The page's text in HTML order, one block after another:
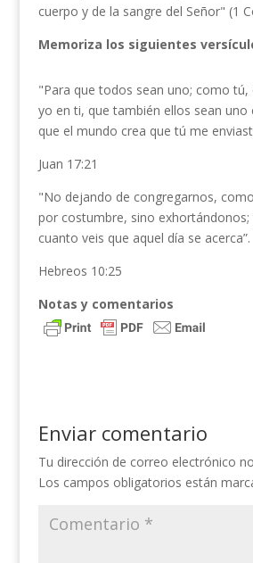
cuerpo y de la sangre del Señor" (1
Memoriza los siguientes
"Para que todos sean uno; como tú,
yo en ti, que también ellos sean uno
que el mundo crea que tú me
Juan 17:21
"No dejando de congregarnos,
por costumbre, sino
cuanto veis que aquel día se acerca”.
Hebreos 10:25
Notas y comentarios
Enviar comentario
Tu dirección de correo electrónico
Los campos obligatorios están